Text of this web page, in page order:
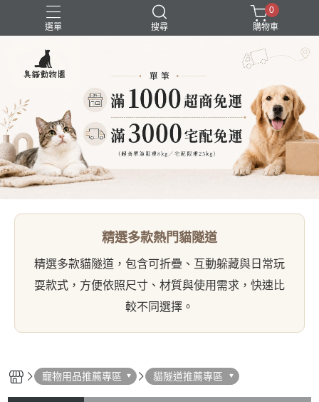
選單 搜尋
新品上市 精選商品 試吃組合 超強除臭
0
購物車
精選多款熱門貓隧道
精選多款貓隧道，包含可折疊、互動躲藏與日常玩
耍款式，方便依照尺寸、材質與使用需求，快速比
較不同選擇。
寵物用品推薦專區 貓隧道推薦專區